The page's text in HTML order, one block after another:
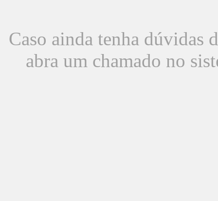
Caso ainda tenha dúvidas
abra um chamado no